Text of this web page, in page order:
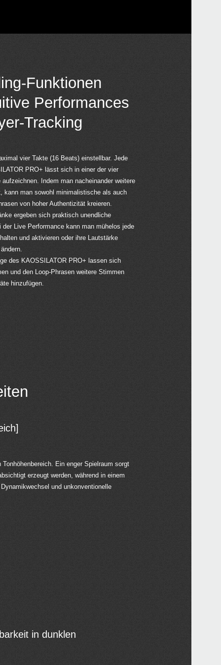
Funktionen
Performances
Tracking
vier Takte (16 Beats) einstellbar. Jede
PRO+ lässt sich in einer der vier
Indem man nacheinander weitere
kann man sowohl minimalistische als auch
von hoher Authentizität kreieren.
ergeben sich praktisch unendliche
der Live Performance kann man mühelos jede
und aktivieren oder ihre Lautstärke
des KAOSSILATOR PRO+ lassen sich
und den Loop-Phrasen weitere Stimmen
hinzufügen.
Ein enger Spielraum sorgt
erzeugt werden, während in einem
und unkonventionelle
in dunklen